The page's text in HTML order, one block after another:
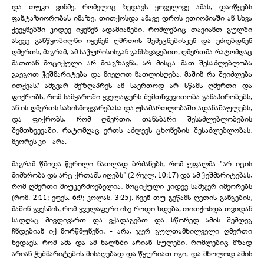
და თუკი ვინმე, რომელიც ხედავს ყოველივე ამას, დაიწყებს
ფანტაზიორობას იმაზე, თითქოსდა ამავე დროს ეთიოპიაში ან სხვა
ქვეყნებში კიდევ იყვნენ ადამიანები, რომლებიც თავიანთ გულში
ასევე განწყობილნი იყვნენ ღმრთის შემეცნებისკენ და ეძიებდნენ
ღმერთს, მაგრამ, ამ საჭურისისგან განსხვავებით, ღმერთმა რატომღაც
მათთან მოციქული არ მიაგზავნა, არ მისცა მათ შესაძლებლობა
გაეგოთ ჭეშმარიტება და მიეღოთ ნათლისღება, მაშინ რა შეიძლება
ითქვას? ამგვარ მეზღაპრეს ან საერთოდ არ სწამს ღმერთი და
ფიქრობს, რომ სამყაროში ყველაფერს შემთხვევითობა განაპირობებს,
ან ის ღმერთს სახისმოყვარებასა და უსამართლობაში ადანაშაულებს,
და ფიქრობს, რომ ღმერთი, თანაბარი შესაძლებლობების
შემთხვევაში, რატომღაც ერთს აძლევს ცხონების შესაძლებლობას,
მეორეს კი - არა.
მაგრამ წმიდა წერილი ნათლად ბრძანებს, რომ უფალმა "არ იცის
მიმხრობა და არც ქრთამს იღებს" (2 რჯლ. 10:17) და ამ ჭეშმარიტებას,
რომ ღმერთი მიუკერძოებელია, მოციქული კიდევ სამჯერ იმეორებს
(რომ. 2:11; ეფეს. 6:9; კოლას. 3:25). ჩვენ თუ გვწამს ღვთის განგების,
მაშინ გვესმის, რომ ყველაფერი ისე როდი ხდება, თითქოსდა თვიდან
სადღაც მივდივართ და ვქადაგებთ და სწორედ ამის შემდეგ
ჩნდებიან იქ მორწმუნენი, - არა, ჯერ გულთამხილველი ღმერთი
ხედავს, რომ ამა და ამ ხალხში არიან სულები, რომლებიც მზად
არიან ჭეშმარიტების მისაღებად და წყურიათ იგი, და მხოლოდ ამის